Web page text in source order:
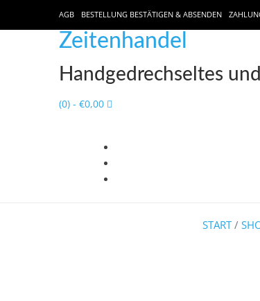
AGB BESTELLUNG BESTÄTIGEN & ABSENDEN
Zeitenhandel
Handgedrechseltes
(0) - €0,00
START/